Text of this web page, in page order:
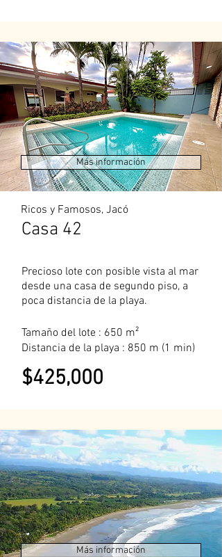
Más información
Ricos y Famosos, Jacó
Casa 42
Precioso lote con posible vista al mar
desde una casa de segundo piso, a
poca distancia de la playa.
Tamaño del lote : 650 m²
Distancia de la playa : 850 m (1 min)
$425,000
Más información